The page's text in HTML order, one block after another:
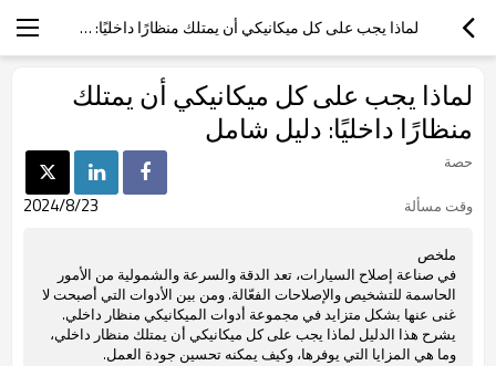
لماذا يجب على كل ميكانيكي أن يمتلك منظارًا داخليًا: دليل شامل
لماذا يجب على كل ميكانيكي أن يمتلك
منظارًا داخليًا: دليل شامل
حصة
وقت مسألة
2024/8/23
ملخص
في صناعة إصلاح السيارات، تعد الدقة والسرعة والشمولية من الأمور
الحاسمة للتشخيص والإصلاحات الفعّالة. ومن بين الأدوات التي أصبحت لا
غنى عنها بشكل متزايد في مجموعة أدوات الميكانيكي منظار داخلي.
يشرح هذا الدليل لماذا يجب على كل ميكانيكي أن يمتلك منظار داخلي،
وما هي المزايا التي يوفرها، وكيف يمكنه تحسين جودة العمل.